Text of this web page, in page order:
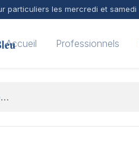
particuliers les mercredi et samedi
Accueil Professionnels